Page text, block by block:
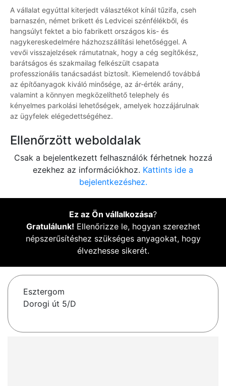
A vállalat egyúttal kiterjedt választékot kínál tűzifa, cseh
barnaszén, német brikett és Ledvicei szénfélékből, és
hangsúlyt fektet a bio fabrikett országos kis- és
nagykereskedelmére házhozszállítási lehetőséggel. A
vevői visszajelzések rámutatnak, hogy a cég segítőkész,
barátságos és szakmailag felkészült csapata
professzionális tanácsadást biztosít. Kiemelendő továbbá
az építőanyagok kiváló minősége, az ár-érték arány,
valamint a könnyen megközelíthető telephely és
kényelmes parkolási lehetőségek, amelyek hozzájárulnak
az ügyfelek elégedettségéhez.
Ellenőrzött weboldalak
Csak a bejelentkezett felhasználók férhetnek hozzá
ezekhez az információkhoz. Kattints ide a
bejelentkezéshez.
Ez az Ön vállalkozása?
Gratulálunk! Ellenőrizze le, hogyan szerezhet
népszerűsítéshez szükséges anyagokat, hogy
élvezhesse sikerét.
Esztergom
Dorogi út 5/D